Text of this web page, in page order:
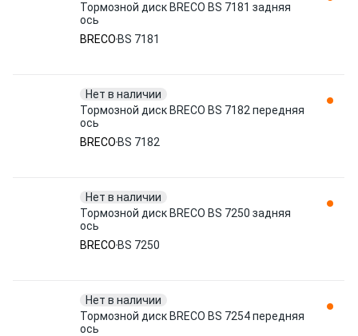
Тормозной диск BRECO BS 7181 задняя
ось
BRECO BS 7181
Нет в наличии
Тормозной диск BRECO BS 7182 передняя
ось
BRECO BS 7182
Нет в наличии
Тормозной диск BRECO BS 7250 задняя
ось
BRECO BS 7250
Нет в наличии
Тормозной диск BRECO BS 7254 передняя
ось